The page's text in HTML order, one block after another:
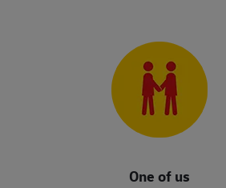
One of us